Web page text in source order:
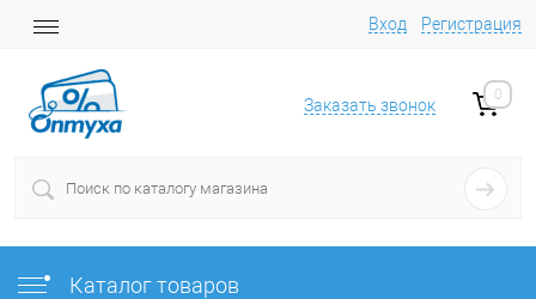
Вход Регистрация
Заказать звонок
0
Каталог товаров